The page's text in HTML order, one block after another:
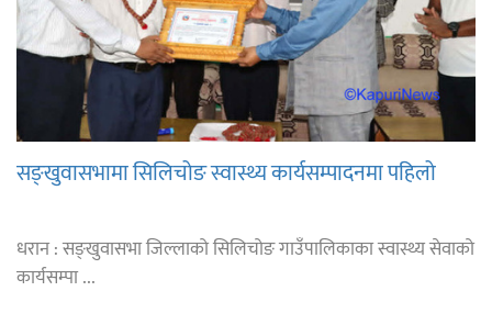
सङ्खुवासभामा सिलिचोङ स्वास्थ्य कार्यसम्पादनमा पहिलो
धरान : सङ्खुवासभा जिल्लाको सिलिचोङ गाउँपालिकाका स्वास्थ्य सेवाको
कार्यसम्पा ...